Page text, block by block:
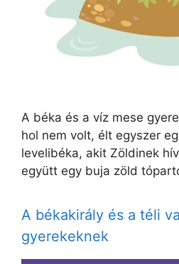
A béka és a víz mese
hol nem volt, élt egyszer
levelibéka, akit Zöldinek
együtt egy buja zöld
A békakirály és a téli
gyerekeknek